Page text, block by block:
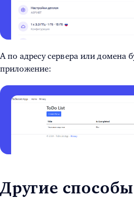
А по адресу сервера или домена
приложение:
Другие